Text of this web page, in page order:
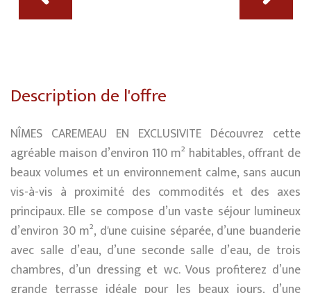
Description de l'offre
NÎMES CAREMEAU EN EXCLUSIVITE Découvrez cette
agréable maison d’environ 110 m² habitables, offrant de
beaux volumes et un environnement calme, sans aucun
vis-à-vis à proximité des commodités et des axes
principaux. Elle se compose d’un vaste séjour lumineux
d’environ 30 m², d'une cuisine séparée, d’une buanderie
avec salle d’eau, d’une seconde salle d’eau, de trois
chambres, d’un dressing et wc. Vous profiterez d’une